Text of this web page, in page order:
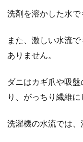
木
洗剤を溶かした水で
また、激しい水流
ありません。
ダニはカギ爪や吸
り、がっちり繊維に
洗濯機の水流では、